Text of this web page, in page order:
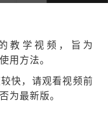
教学视频，旨为
用方法。
快，请观看视频前
为最新版。